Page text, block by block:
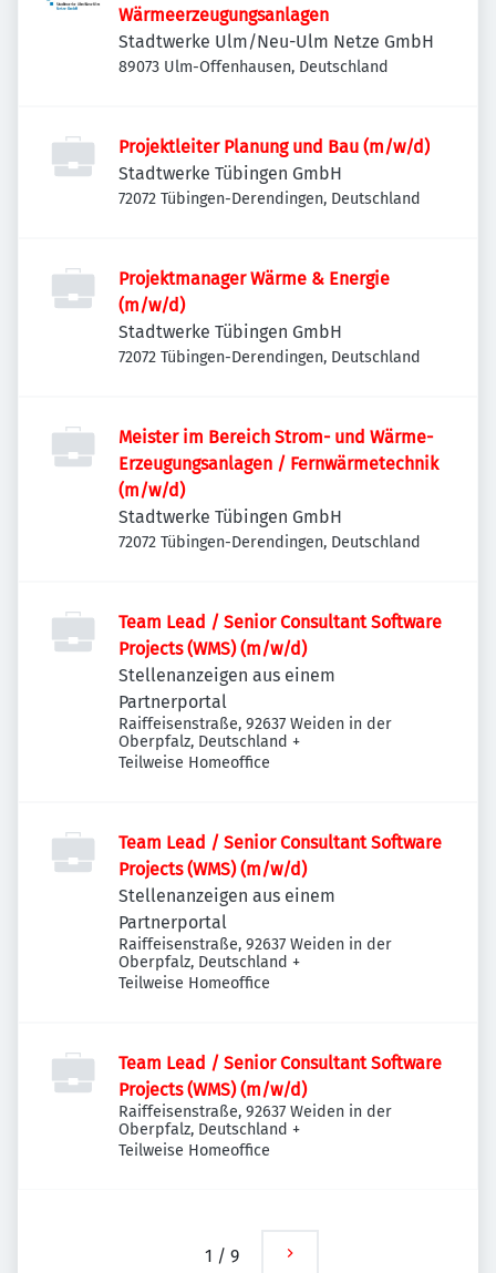
Wärmeerzeugungsanlagen
Stadtwerke Ulm/Neu-Ulm Netze GmbH
89073 Ulm-Offenhausen, Deutschland
Projektleiter Planung und Bau (m/w/d)
Stadtwerke Tübingen GmbH
72072 Tübingen-Derendingen, Deutschland
Projektmanager Wärme & Energie
(m/w/d)
Stadtwerke Tübingen GmbH
72072 Tübingen-Derendingen, Deutschland
Meister im Bereich Strom- und Wärme-
Erzeugungsanlagen / Fernwärmetechnik
(m/w/d)
Stadtwerke Tübingen GmbH
72072 Tübingen-Derendingen, Deutschland
Team Lead / Senior Consultant Software
Projects (WMS) (m/w/d)
Stellenanzeigen aus einem
Partnerportal
Raiffeisenstraße, 92637 Weiden in der
Oberpfalz, Deutschland +
Teilweise Homeoffice
Team Lead / Senior Consultant Software
Projects (WMS) (m/w/d)
Stellenanzeigen aus einem
Partnerportal
Raiffeisenstraße, 92637 Weiden in der
Oberpfalz, Deutschland +
Teilweise Homeoffice
Team Lead / Senior Consultant Software
Projects (WMS) (m/w/d)
Raiffeisenstraße, 92637 Weiden in der
Oberpfalz, Deutschland +
Teilweise Homeoffice
1 / 9